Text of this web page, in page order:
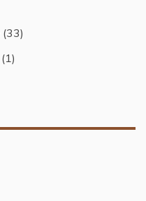
(33)
(1)